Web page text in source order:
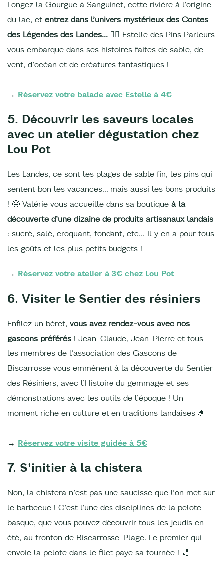
Longez la Gourgue à Sanguinet, cette rivière à l’origine
du lac, et entrez dans l’univers mystérieux des Contes
des Légendes des Landes… 🧚‍♀️ Estelle des Pins Parleurs
vous embarque dans ses histoires faites de sable, de
vent, d’océan et de créatures fantastiques !
→ Réservez votre balade avec Estelle à 4€
5. Découvrir les saveurs locales
avec un atelier dégustation chez
Lou Pot
Les Landes, ce sont les plages de sable fin, les pins qui
sentent bon les vacances… mais aussi les bons produits
! 🤤 Valérie vous accueille dans sa boutique à la
découverte d’une dizaine de produits artisanaux landais
: sucré, salé, croquant, fondant, etc… Il y en a pour tous
les goûts et les plus petits budgets !
→ Réservez votre atelier à 3€ chez Lou Pot
6. Visiter le Sentier des résiniers
Enfilez un béret, vous avez rendez-vous avec nos
gascons préférés ! Jean-Claude, Jean-Pierre et tous
les membres de l’association des Gascons de
Biscarrosse vous emmènent à la découverte du Sentier
des Résiniers, avec l’Histoire du gemmage et ses
démonstrations avec les outils de l’époque ! Un
moment riche en culture et en traditions landaises 🤌
→ Réservez votre visite guidée à 5€
7. S'initier à la chistera
Non, la chistera n’est pas une saucisse que l’on met sur
le barbecue ! C’est l’une des disciplines de la pelote
basque, que vous pouvez découvrir tous les jeudis en
été, au fronton de Biscarrosse-Plage. Le premier qui
envoie la pelote dans le filet paye sa tournée ! 🏏